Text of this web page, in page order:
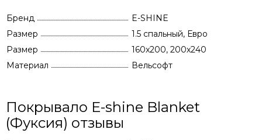
Бренд
E-SHINE
Размер
1.5 спальный, Евро
Размер
160x200, 200х240
Материал
Вельсофт
Покрывало E-shine Blanket
(Фуксия) отзывы